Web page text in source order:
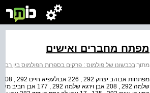
מפתח מחברים ואישים
מתוך:בכבשונו של פולמוס : פרקים בספרות הפולמוס בין